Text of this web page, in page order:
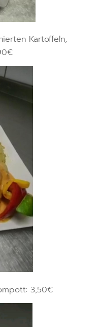
Kartoffeln,
3,50€